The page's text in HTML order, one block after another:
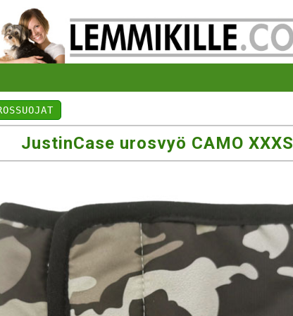
JustinCase urosvyö CAMO XXXS